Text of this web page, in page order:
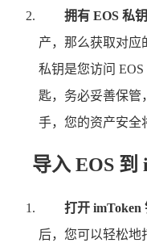
拥有 EOS 私
产，那么获取对应
私钥是您访问
匙，务必妥善保管
手，您的资产安全
导入 EOS 到
打开 imToken
后，您可以轻松地